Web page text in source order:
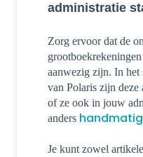
administratie
Zorg ervoor dat de
aanwezig zijn. In het
van Polaris zijn deze
of ze ook in jouw
anders
Je kunt zowel